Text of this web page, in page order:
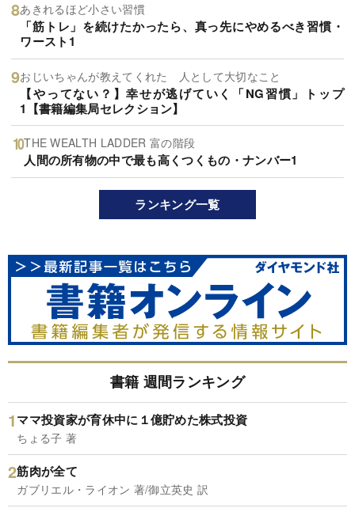
あきれるほど小さい習慣
「筋トレ」を続けたかったら、真っ先にやめるべき習慣・
ワースト1
おじいちゃんが教えてくれた 人として大切なこと
【やってない？】幸せが逃げていく「NG習慣」トップ
1【書籍編集局セレクション】
THE WEALTH LADDER 富の階段
人間の所有物の中で最も高くつくもの・ナンバー1
ランキング一覧
書籍 週間ランキング
ママ投資家が育休中に１億貯めた株式投資
ちょる子 著
筋肉が全て
ガブリエル・ライオン 著/御立英史 訳